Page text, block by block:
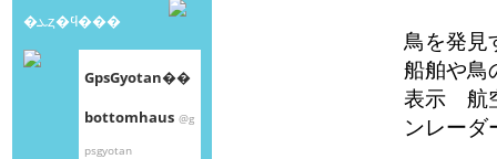
�ܥȥ�ϥ���
GpsGyotan��
bottomhaus @g
psgyotan
鳥を発見
船舶や
表示 航
ンレーダ